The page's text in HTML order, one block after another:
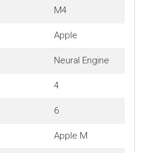
M4
Apple
Neural Engine
4
6
Apple M